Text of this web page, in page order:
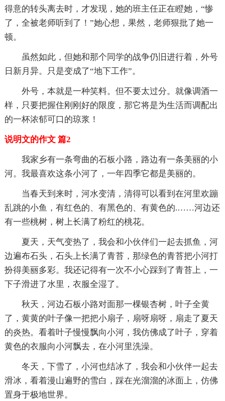
得意的转头离去时，才发现，她的班主任正在瞪她，“惨
了，全被老师听到了！”她心想，果然，老师狠批了她一
顿。
虽然如此，但她和那个同学的战争仍旧进行着，外号
日新月异。只是变成了“地下工作”。
外号，本就是一种笑料。但不要太过分。就像调酒一
样，只要把握住刚刚好的限度，那它将是为生活而调配出
的一杯浓郁可口的琼浆！
说明文的作文 篇2
我家乡有一条弯曲的石板小路，路边有一条美丽的小
河。我最喜欢这条小河了，一年四季它都是美丽的。
当春天到来时，河水变清，清得可以看到在河里欢蹦
乱跳的小鱼，有红色的、有黑色的、有黄色的.……河边还
有一些桃树，树上长满了粉红的桃花。
夏天，天气变热了，我会和小伙伴们一起去抓鱼，河
边遍布石头，石头上长满了青苔，那绿色的青苔把小河打
扮得美丽多彩。我还记得有一次不小心踩到了青苔上，一
下子滑进了水里，衣服全湿了。
秋天，河边石板小路对面那一棵银杏树，叶子全黄
了，黄黄的叶子像一把把小扇子，扇呀扇呀，扇走了夏天
的炎热。看着叶子慢慢飘向小河，我仿佛成了叶子，穿着
黄色的衣服向小河飘去，在小河里洗澡。
冬天，下雪了，小河也结冰了，我会和小伙伴一起去
滑冰，看着漫山遍野的雪白，踩在光溜溜的冰面上，仿佛
置身于极地世界。